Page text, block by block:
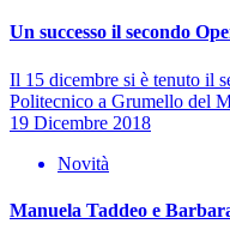
Un successo il secondo
Il 15 dicembre si è tenuto il
Politecnico a Grumello del
19 Dicembre 2018
Novità
Manuela Taddeo e